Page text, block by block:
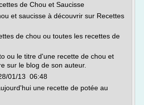
de Chou et Saucisse
et saucisse à découvrir sur Recettes
de chou ou toutes les recettes de
ou le titre d'une recette de chou et
sur le blog de son auteur.
01/13 06:48
une recette de potée au